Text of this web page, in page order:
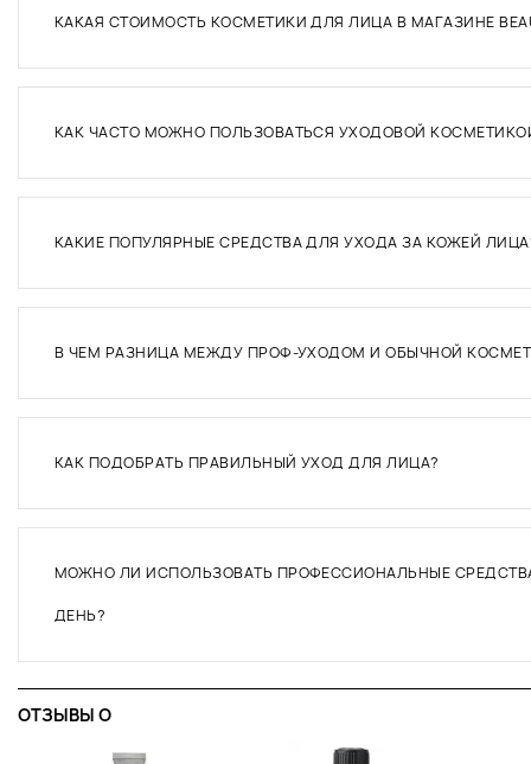
КАКАЯ СТОИМОСТЬ КОСМЕТИКИ ДЛЯ ЛИЦА В МАГАЗИНЕ
КАК ЧАСТО МОЖНО ПОЛЬЗОВАТЬСЯ УХОДОВОЙ
КАКИЕ ПОПУЛЯРНЫЕ СРЕДСТВА ДЛЯ УХОДА ЗА КОЖЕЙ
В ЧЕМ РАЗНИЦА МЕЖДУ ПРОФ-УХОДОМ И ОБЫЧНОЙ
КАК ПОДОБРАТЬ ПРАВИЛЬНЫЙ УХОД ДЛЯ ЛИЦА?
МОЖНО ЛИ ИСПОЛЬЗОВАТЬ ПРОФЕССИОНАЛЬНЫЕ
ДЕНЬ?
ОТЗЫВЫ O